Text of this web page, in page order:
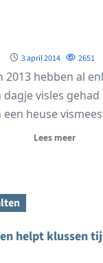
3 april 2014 2651
2013 hebben al
dagje visles
een heuse
Lees meer
helpt klussen